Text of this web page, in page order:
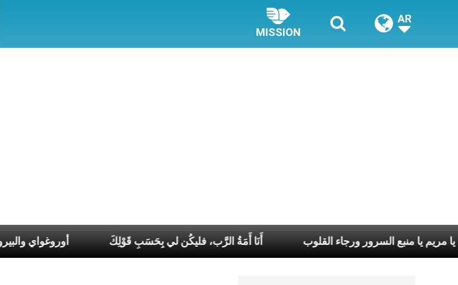
MISSION
AR
أَنَا أَمَةُ الرَّب، فليكُن لي بِحَسَبِ قَوْلِكَ يا مريم يا منبع السرور ورجاء القلوب